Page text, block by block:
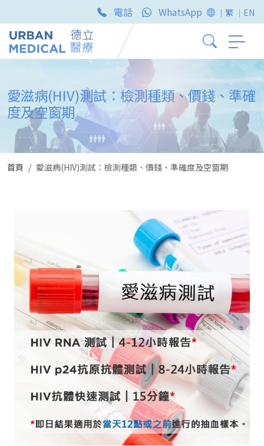
電話 WhatsApp ｜繁 ｜EN
愛滋病(HIV)測試：檢測種類、價錢、準確
度及空窗期
首頁 愛滋病(HIV)測試：檢測種類、價錢、準確度及空窗期